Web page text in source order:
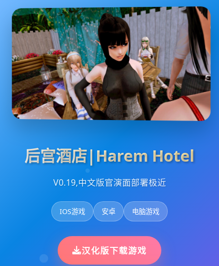
后宫酒店|Harem Hotel
V0.19,中文版官演面部署极近
IOS游戏 安卓 电脑游戏
汉化版下载游戏